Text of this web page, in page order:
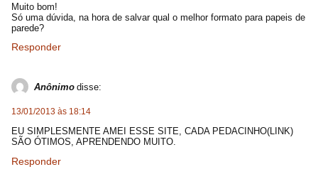
Muito bom!
Só uma dúvida, na hora de salvar qual o melhor formato para papeis de
parede?
Responder
Anônimo disse:
13/01/2013 às 18:14
EU SIMPLESMENTE AMEI ESSE SITE, CADA PEDACINHO(LINK)
SÃO ÓTIMOS, APRENDENDO MUITO.
Responder